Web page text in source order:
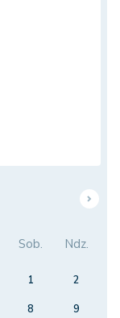
Sob. Ndz.
1
2
8
9